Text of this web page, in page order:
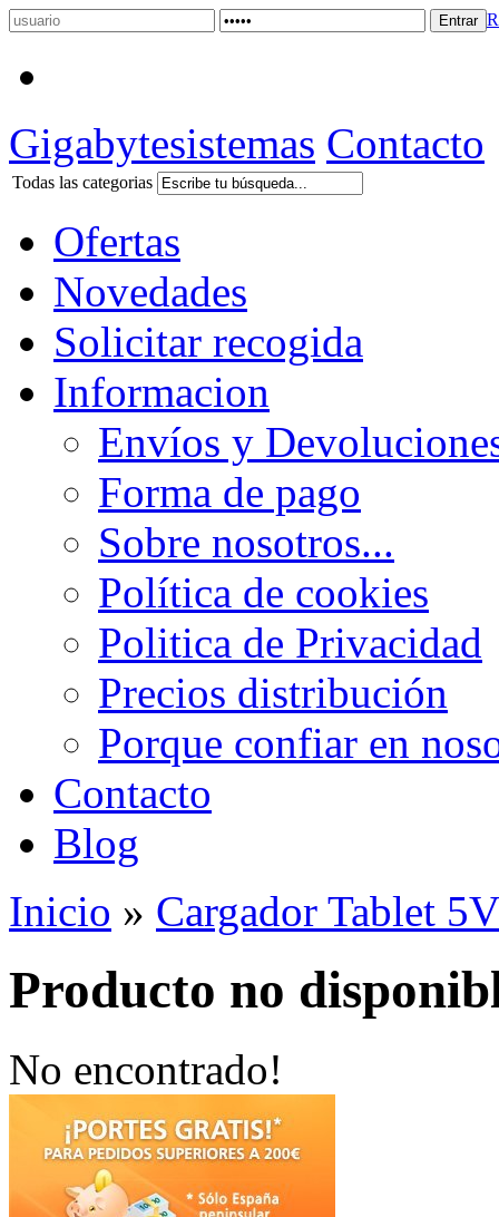
Gigabytesistemas Contacto
Todas las categorias
Ofertas
Novedades
Solicitar recogida
Informacion
Envíos y
Forma de pago
Sobre nosotros...
Política de cookies
Politica de Privacidad
Precios distribución
Porque confiar en
Contacto
Blog
Inicio » Cargador Tablet
Producto no
No encontrado!